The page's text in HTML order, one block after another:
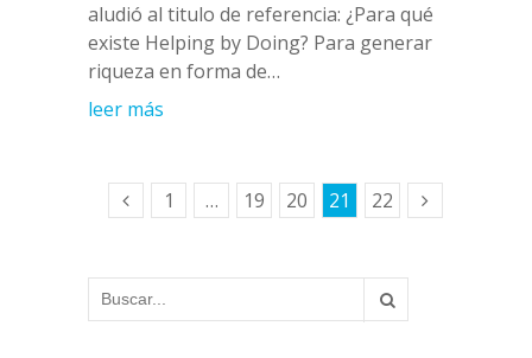
aludió al titulo de referencia: ¿Para qué
existe Helping by Doing? Para generar
riqueza en forma de…
leer más
1 … 19 20 21 22